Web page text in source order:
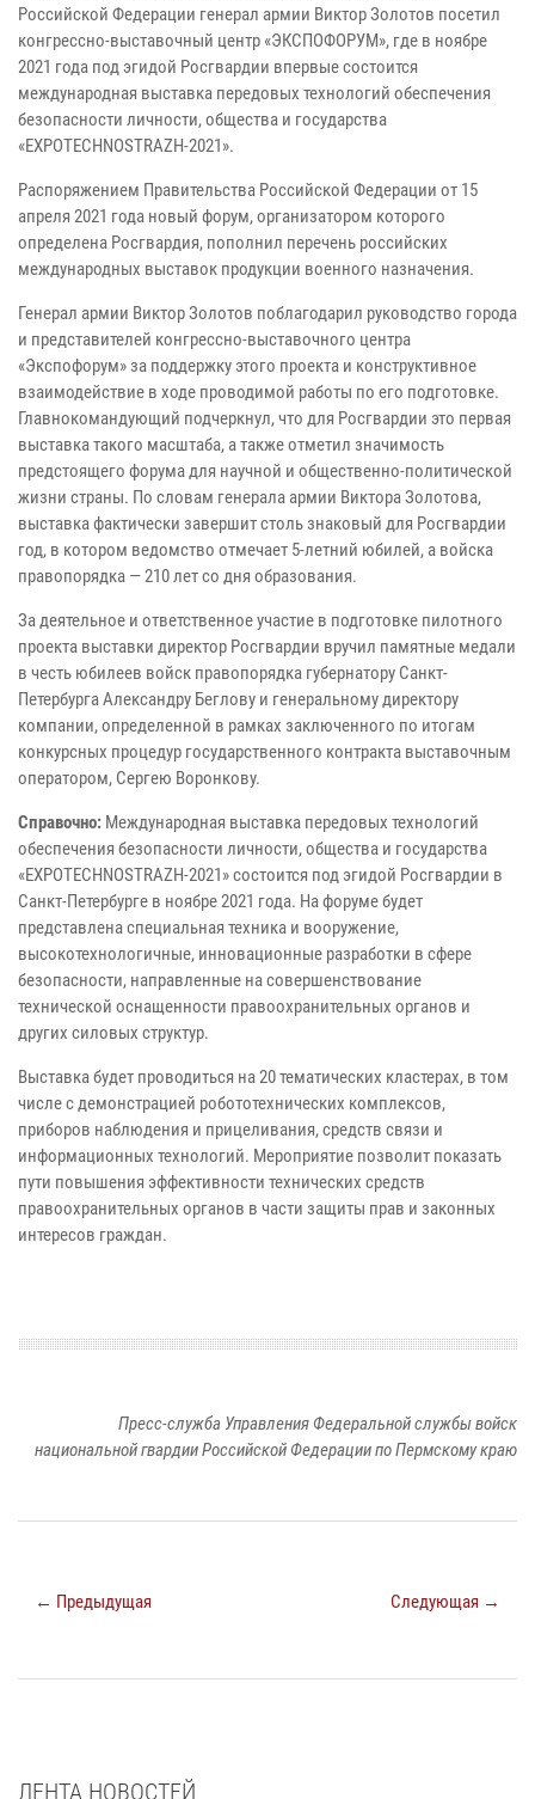
Российской Федерации генерал армии Виктор Золотов посетил
конгрессно-выставочный центр «ЭКСПОФОРУМ», где в ноябре
2021 года под эгидой Росгвардии впервые состоится
международная выставка передовых технологий обеспечения
безопасности личности, общества и государства
«EXPOTECHNOSTRAZH-2021».
Распоряжением Правительства Российской Федерации от 15
апреля 2021 года новый форум, организатором которого
определена Росгвардия, пополнил перечень российских
международных выставок продукции военного назначения.
Генерал армии Виктор Золотов поблагодарил руководство города
и представителей конгрессно-выставочного центра
«Экспофорум» за поддержку этого проекта и конструктивное
взаимодействие в ходе проводимой работы по его подготовке.
Главнокомандующий подчеркнул, что для Росгвардии это первая
выставка такого масштаба, а также отметил значимость
предстоящего форума для научной и общественно-политической
жизни страны. По словам генерала армии Виктора Золотова,
выставка фактически завершит столь знаковый для Росгвардии
год, в котором ведомство отмечает 5-летний юбилей, а войска
правопорядка — 210 лет со дня образования.
За деятельное и ответственное участие в подготовке пилотного
проекта выставки директор Росгвардии вручил памятные медали
в честь юбилеев войск правопорядка губернатору Санкт-
Петербурга Александру Беглову и генеральному директору
компании, определенной в рамках заключенного по итогам
конкурсных процедур государственного контракта выставочным
оператором, Сергею Воронкову.
Справочно: Международная выставка передовых технологий
обеспечения безопасности личности, общества и государства
«EXPOTECHNOSTRAZH-2021» состоится под эгидой Росгвардии в
Санкт-Петербурге в ноябре 2021 года. На форуме будет
представлена специальная техника и вооружение,
высокотехнологичные, инновационные разработки в сфере
безопасности, направленные на совершенствование
технической оснащенности правоохранительных органов и
других силовых структур.
Выставка будет проводиться на 20 тематических кластерах, в том
числе с демонстрацией робототехнических комплексов,
приборов наблюдения и прицеливания, средств связи и
информационных технологий. Мероприятие позволит показать
пути повышения эффективности технических средств
правоохранительных органов в части защиты прав и законных
интересов граждан.
Пресс-служба Управления Федеральной службы войск
национальной гвардии Российской Федерации по Пермскому краю
← Предыдущая Следующая →
ЛЕНТА НОВОСТЕЙ